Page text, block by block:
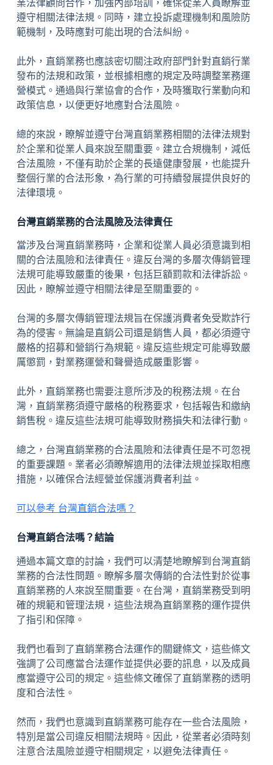
業法律顧問合作，加強內部培訓，確保從業人員瞭解並
遵守相關法律法規。同時，建立投訴處理機制和風險防
範機制，及時應對可能出現的合法糾紛。
此外，直銷業務也應該密切關注政府部門針對直銷行業
發布的法規和政策，並根據相應的規定及時調整業務運
營模式。通過與行業協會的合作，及時獲取行業動向和
政策信息，以便更好地應對合法風險。
總的來說，瞭解並遵守台灣直銷業務相關的法律法規對
於企業和從業人員來說至關重要。建立合規機制，減低
合法風險，不僅有助於企業的長遠健康發展，也能提升
整個行業的合法形象，為行業的可持續發展提供良好的
法律環境。
台灣直銷業務的合法風險及法律責任
當涉及台灣直銷業務時，企業和從業人員必須意識到相
關的合法風險和法律責任。違反台灣的多層次傳銷管理
法規可能導致嚴重的後果，包括巨額罰款和法律訴訟。
因此，瞭解並遵守相關法律是至關重要的。
台灣的多層次傳銷管理法規旨在保護消費者免受欺詐行
為的侵害。無論是直銷公司還是銷售人員，都必須遵守
嚴格的招募和營銷行為規範。違反這些規定可能導致嚴
厲懲罰，對業務運營和聲譽造成嚴重影響。
此外，直銷業務也需要注意所涉及的稅務法規。在台
灣，直銷業務須遵守嚴格的稅務要求，包括報告和繳納
銷售稅。違反這些法規可能導致財務損失和法律行動。
總之，台灣直銷業務的合法風險和法律責任是不可忽視
的重要課題。業者必須瞭解適用的法律法規並採取相應
措施，以確保合法經營並保護消費者利益。
可以參考 台灣直銷合法嗎？
台灣直銷合法嗎？結論
通過本篇文章的討論，我們可以清楚地瞭解到台灣直銷
業務的合法性問題。瞭解多層次傳銷的合法性對於從事
直銷業務的人來說至關重要。在台灣，直銷業務受到明
確的規範和管理法規，這些法規為直銷業務的運作提供
了指引和保障。
我們也看到了直銷業務合法運作的關鍵條文，這些條文
強調了公司應當合法運作並提供必要的訊息，以及成員
應當遵守公司的規定。這些條文確保了直銷業務的透明
度和合法性。
然而，我們也意識到直銷業務可能存在一些合法風險，
特別是當公司違反相關法規時。因此，從業者必須時刻
注意合法風險並遵守相關規定，以避免法律責任。